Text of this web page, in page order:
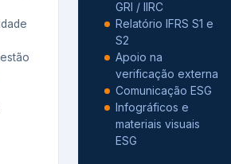
GRI / IIRC
Relatório IFRS S1 e
S2
Apoio na
verificação externa
Comunicação ESG
Infográficos e
materiais visuais
ESG